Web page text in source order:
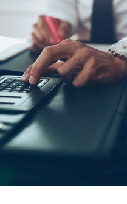
28 ФЕВРАЛЯ, 2019